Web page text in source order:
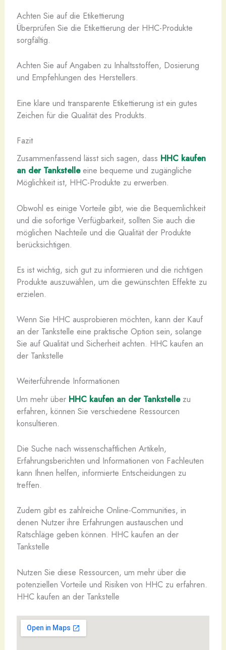
Achten Sie auf die Etikettierung
Überprüfen Sie die Etikettierung der HHC-Produkte
sorgfältig.
Achten Sie auf Angaben zu Inhaltsstoffen, Dosierung
und Empfehlungen des Herstellers.
Eine klare und transparente Etikettierung ist ein gutes
Zeichen für die Qualität des Produkts.
Fazit
Zusammenfassend lässt sich sagen, dass HHC kaufen
an der Tankstelleeine bequeme und zugängliche
Möglichkeit ist, HHC-Produkte zu erwerben.
Obwohl es einige Vorteile gibt, wie die Bequemlichkeit
und die sofortige Verfügbarkeit, sollten Sie auch die
möglichen Nachteile und die Qualität der Produkte
berücksichtigen.
Es ist wichtig, sich gut zu informieren und die richtigen
Produkte auszuwählen, um die gewünschten Effekte zu
erzielen.
Wenn Sie HHC ausprobieren möchten, kann der Kauf
an der Tankstelle eine praktische Option sein, solange
Sie auf Qualität und Sicherheit achten. HHC kaufen an
der Tankstelle
Weiterführende Informationen
Um mehr über HHC kaufen an der Tankstellezu
erfahren, können Sie verschiedene Ressourcen
konsultieren.
Die Suche nach wissenschaftlichen Artikeln,
Erfahrungsberichten und Informationen von Fachleuten
kann Ihnen helfen, informierte Entscheidungen zu
treffen.
Zudem gibt es zahlreiche Online-Communities, in
denen Nutzer ihre Erfahrungen austauschen und
Ratschläge geben können. HHC kaufen an der
Tankstelle
Nutzen Sie diese Ressourcen, um mehr über die
potenziellen Vorteile und Risiken von HHC zu erfahren.
HHC kaufen an der Tankstelle